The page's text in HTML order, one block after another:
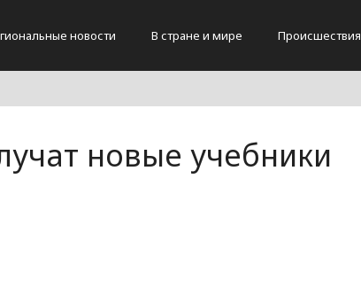
новости В стране и мире Происшествия
новые учебники